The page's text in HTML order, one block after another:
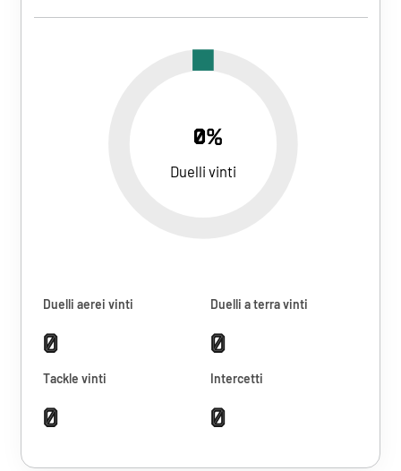
0%
Duelli vinti
Duelli aerei vinti
0
Duelli a terra vinti
0
Tackle vinti
0
Intercetti
0